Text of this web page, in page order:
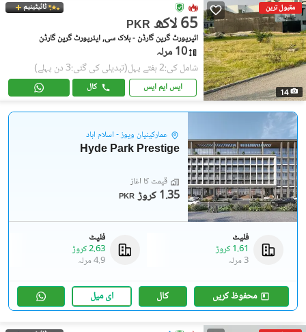
مقبول ترین
14
ٹائیٹینیم
PKR 65 لاکھ
ائیرپورٹ گرین گارڈن - بلاک سی, ایئرپورٹ گرین گارڈن
10 مرلہ
شامل کی:2 ہفتے پہل (تبدیلی کی گئی:3 دن پہلے)
ایس ایم ایس کال
عمارکینیان ویوز - اسلام آباد
Hyde Park Prestige
قیمت کا آغاز
PKR 1.35 کروڑ
فلیٹ
1.61 کروڑ
3 مرلہ
فلیٹ
2.63 کروڑ
4.9 مرلہ
محفوظ کریں کال ای میل